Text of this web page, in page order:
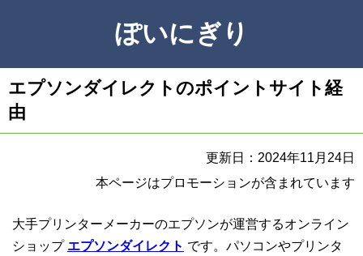
ぽいにぎり
エプソンダイレクトのポイントサイト経
由
更新日：2024年11月24日
本ページはプロモーションが含まれています
大手プリンターメーカーのエプソンが運営するオンライン
ショップ エプソンダイレクト です。パソコンやプリンタ